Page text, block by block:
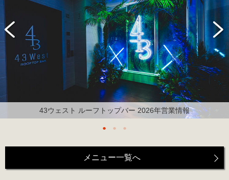
43ウェスト ルーフトップバー 2026年営業情報
メニュー一覧へ